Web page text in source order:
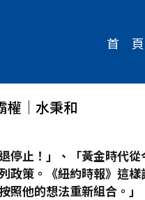
首 頁
權│水秉和
停止！」、「黃金時代
政策。《紐約時報》這
照他的想法重新組合。」